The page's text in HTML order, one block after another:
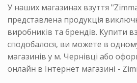
товару
У наших магазинах взуття
представлена продукція
виробників та брендів. Купити
сподобалося, ви можете в
магазинів у м. Чернівці або
онлайн в Інтернет магазині -